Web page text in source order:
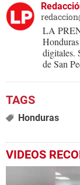
LA
digitales.
de San
Honduras
VIDEOS